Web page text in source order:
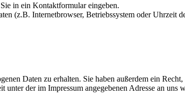
in ein Kontaktformular eingeben.
(z.B. Internetbrowser, Betriebssystem oder Uhrzeit
Daten zu erhalten. Sie haben außerdem ein
der im Impressum angegebenen Adresse an uns